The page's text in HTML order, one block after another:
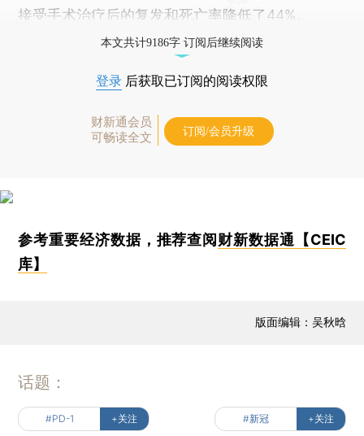
接受手术治疗后的复发和死亡率降低了44%。
本文共计9186字 订阅后继续阅读
登录 后获取已订阅的阅读权限
财新通会员
可畅读全文
订阅/会员升级
参考重要经济数据，推荐查阅财新数据通【CEIC
库】
版面编辑：吴秋晗
话题：
#PD-1 +关注 #新冠 +关注